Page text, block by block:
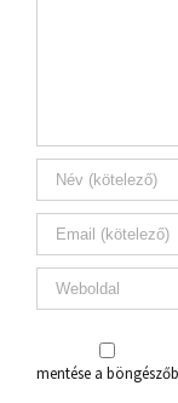
mentése a